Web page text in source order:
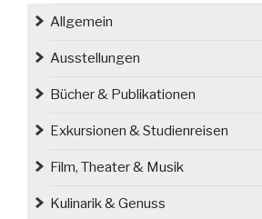
Allgemein
Ausstellungen
Bücher & Publikationen
Exkursionen & Studienreisen
Film, Theater & Musik
Kulinarik & Genuss